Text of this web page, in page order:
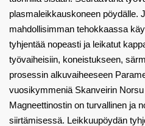
plasmaleikkauskoneen pöydälle.
mahdollisimman tehokkaassa
tyhjentää nopeasti ja leikatut
työvaiheisiin, koneistukseen,
prosessin alkuvaiheeseen
vuosikymmeniä Skanveirin
Magneettinostin on turvallinen ja
siirtämisessä. Leikkuupöydän